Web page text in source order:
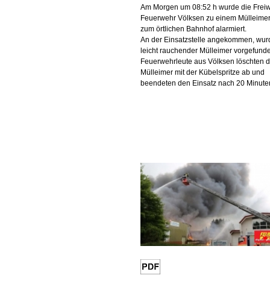
Am Morgen um 08:52 h wurde die
Feuerwehr Völksen zu einem
zum örtlichen Bahnhof alarmiert.
An der Einsatzstelle angekommen,
leicht rauchender Mülleimer
Feuerwehrleute aus Völksen löschten
Mülleimer mit der Kübelspritze ab und
beendeten den Einsatz nach 20